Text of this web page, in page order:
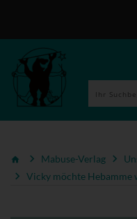
Mabuse-Verlag
Vicky möchte Hebamme